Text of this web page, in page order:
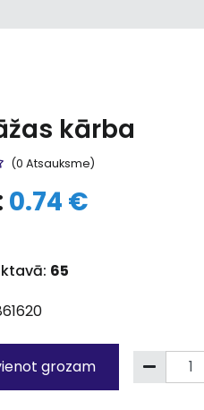
kārba
(0 Atsauksme)
0.74 €
65
grozam